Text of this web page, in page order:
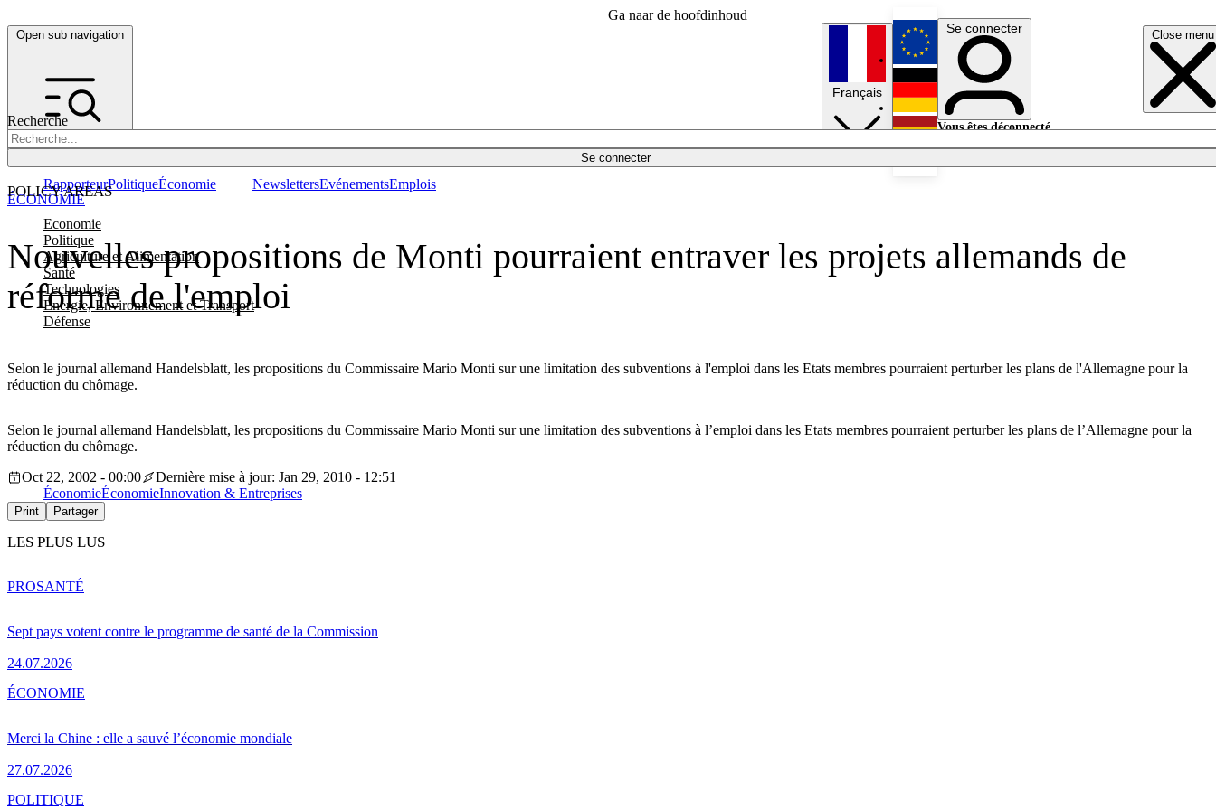
Ga naar de hoofdinhoud
Open sub navigation Close menu
Recherche
Se connecter
POLICY AREAS
Economie
Politique
Agriculture et Alimentation
Santé
Technologies
Energie, Environnement et Transport
Défense
RapporteurPolitiqueÉconomie NewslettersEvénementsEmplois
Français
English
Deutsch
Se connecter
Vous êtes déconnecté.
Nouvelles propositions de Monti pourraient entraver les projets allemands de
réforme de l'emploi
Selon le journal allemand Handelsblatt, les propositions du Commissaire Mario Monti sur une limitation des subventions à l'emploi dans les Etats membres pourraient perturber les plans de l'Allemagne pour la
réduction du chômage.
ÉCONOMIE
Selon le journal allemand Handelsblatt, les propositions du Commissaire Mario Monti sur une limitation des subventions à l’emploi dans les Etats membres pourraient perturber les plans de l’Allemagne pour la
réduction du chômage.
Oct 22, 2002 - 00:00
Dernière mise à jour: Jan 29, 2010 - 12:51
ÉconomieÉconomieInnovation & Entreprises
Print Partager
LES PLUS LUS
Sept pays votent contre le programme de santé de la Commission
24.07.2026
PROSANTÉ
Merci la Chine : elle a sauvé l’économie mondiale
27.07.2026
ÉCONOMIE
POLITIQUE